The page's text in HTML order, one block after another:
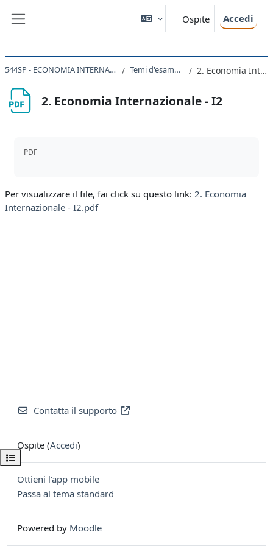
Ospite Accedi
Apri indice del corso
544SP - ECONOMIA INTERNAZIONALE (AA 2022-2023) Temi d'esame AA 2020-2021 2. Economia Internazionale - I2
2. Economia Internazionale - I2
PDF
Per visualizzare il file, fai click su questo link: 2. Economia
Internazionale - I2.pdf
Contatta il supporto
Ospite (Accedi)
Ottieni l'app mobile
Passa al tema standard
Powered by Moodle